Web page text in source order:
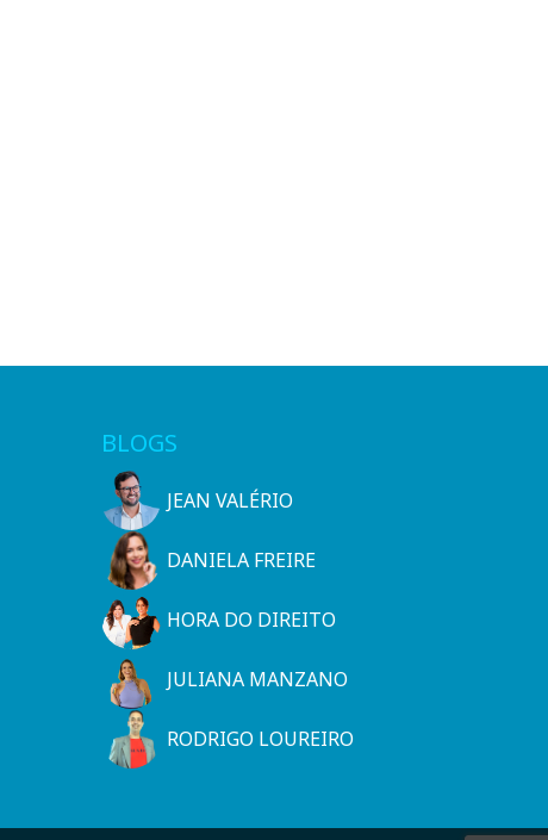
BLOGS
JEAN VALÉRIO
DANIELA FREIRE
HORA DO DIREITO
JULIANA MANZANO
RODRIGO LOUREIRO